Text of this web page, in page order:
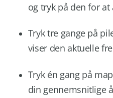
og tryk på den for
Tryk tre gange på
viser den aktuelle
Tryk én gang på
din gennemsnitlige